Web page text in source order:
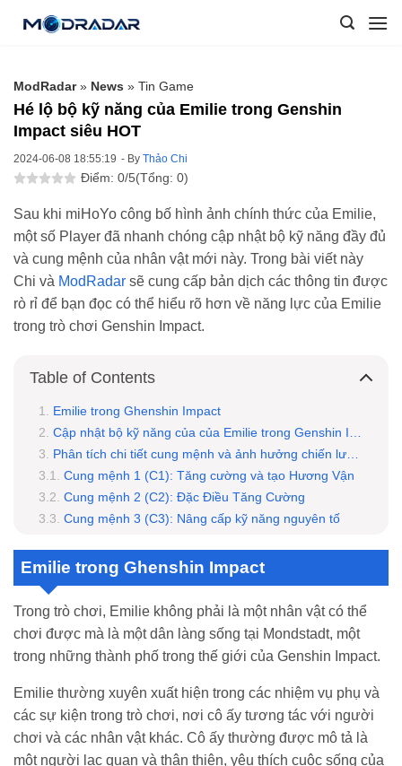
ModRadar» News » Tin Game
Hé lộ bộ kỹ năng của Emilie trong Genshin
Impact siêu HOT
2024-06-08 18:55:19 - By Thảo Chi
Điểm: 0/5(Tổng: 0)
Sau khi miHoYo công bố hình ảnh chính thức của Emilie,
một số Player đã nhanh chóng cập nhật bộ kỹ năng đầy đủ
và cung mệnh của nhân vật mới này. Trong bài viết này
Chi và ModRadar sẽ cung cấp bản dịch các thông tin được
rò rỉ để bạn đọc có thể hiểu rõ hơn về năng lực của Emilie
trong trò chơi Genshin Impact.
Table of Contents
Emilie trong Ghenshin Impact
Cập nhật bộ kỹ năng của của Emilie trong Genshin Impact
Phân tích chi tiết cung mệnh và ảnh hưởng chiến lược của Emilie
Cung mệnh 1 (C1): Tăng cường và tạo Hương Vận
Cung mệnh 2 (C2): Đặc Điều Tăng Cường
Cung mệnh 3 (C3): Nâng cấp kỹ năng nguyên tố
Cung mệnh 5 (C5): Nâng cấp chiêu cuối
Cung mệnh 6 (C6): Hương Chính Lưu Trú
Emilie trong Ghenshin Impact
Trong trò chơi, Emilie không phải là một nhân vật có thể
chơi được mà là một dân làng sống tại Mondstadt, một
trong những thành phố trong thế giới của Genshin Impact.
Emilie thường xuyên xuất hiện trong các nhiệm vụ phụ và
các sự kiện trong trò chơi, nơi cô ấy tương tác với người
chơi và các nhân vật khác. Cô ấy thường được mô tả là
một người lạc quan và thân thiện, yêu thích cuộc sống của